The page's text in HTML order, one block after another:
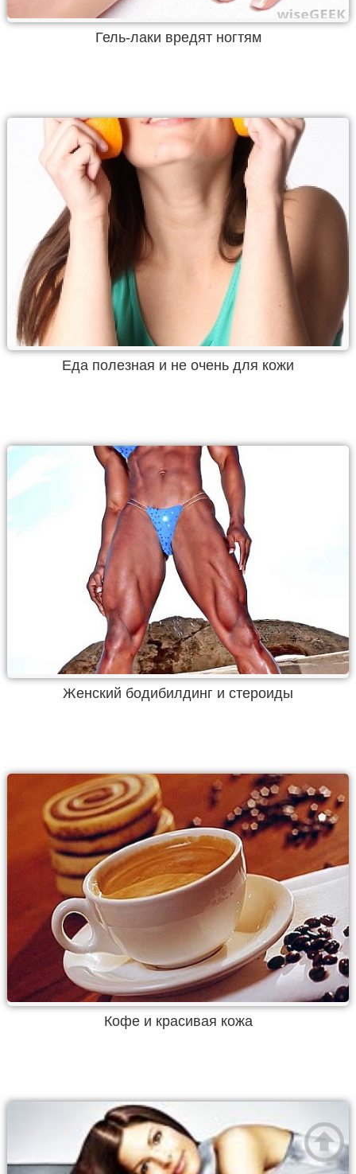
Гель-лаки вредят ногтям
Еда полезная и не очень для кожи
Женский бодибилдинг и стероиды
Кофе и красивая кожа